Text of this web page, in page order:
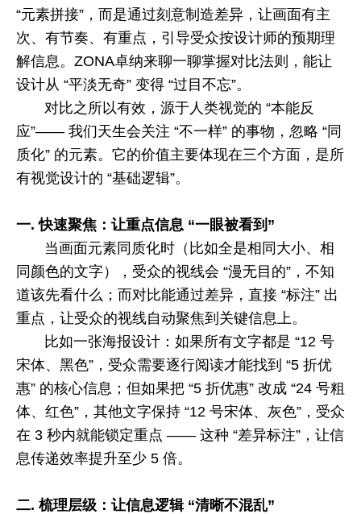
“元素拼接”，而是通过刻意制造差异，让画面有主
次、有节奏、有重点，引导受众按设计师的预期理
解信息。 ZONA卓纳来聊一聊掌握对比法则，能让
设计从 “平淡无奇” 变得 “过目不忘”。
对比之所以有效，源于人类视觉的 “本能反
应”—— 我们天生会关注 “不一样” 的事物，忽略 “同
质化” 的元素。它的价值主要体现在三个方面，是所
有视觉设计的 “基础逻辑”。
一.快速聚焦：让重点信息 “一眼被看到”
当画面元素同质化时（比如全是相同大小、相
同颜色的文字），受众的视线会 “漫无目的”，不知
道该先看什么；而对比能通过差异，直接 “标注” 出
重点，让受众的视线自动聚焦到关键信息上。
比如一张海报设计：如果所有文字都是 “12 号
宋体、黑色”，受众需要逐行阅读才能找到 “5 折优
惠” 的核心信息；但如果把 “5 折优惠” 改成 “24 号粗
体、红色”，其他文字保持 “12 号宋体、灰色”，受众
在 3 秒内就能锁定重点 —— 这种 “差异标注”，让信
息传递效率提升至少 5 倍。
二. 梳理层级：让信息逻辑 “清晰不混乱”